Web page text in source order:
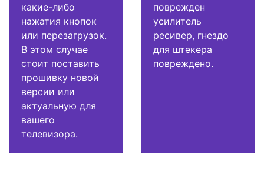
какие-либо
нажатия кнопок
или перезагрузок.
В этом случае
стоит поставить
прошивку новой
версии или
актуальную для
вашего
телевизора.
поврежден
усилитель
ресивер, гнездо
для штекера
повреждено.